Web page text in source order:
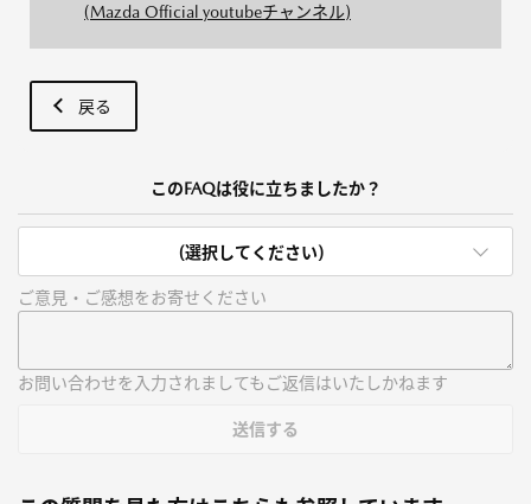
(Mazda Official youtubeチャンネル)
戻る
このFAQは役に立ちましたか？
(選択してください)
ご意見・ご感想をお寄せください
お問い合わせを入力されましてもご返信はいたしかねます
送信する